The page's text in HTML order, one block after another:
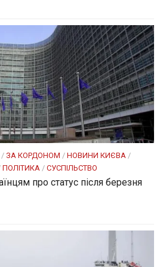
/ ЗА КОРДОНОМ / НОВИНИ КИЄВА /
ПОЛІТИКА / СУСПІЛЬСТВО
про статус після березня